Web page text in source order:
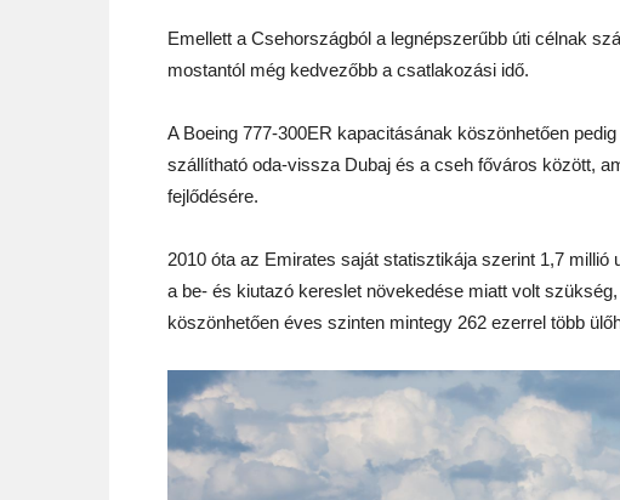
Emellett a Csehországból a legnépszerűbb úti célnak
mostantól még kedvezőbb a csatlakozási idő.
A Boeing 777-300ER kapacitásának köszönhetően
szállítható oda-vissza Dubaj és a cseh főváros között,
fejlődésére.
2010 óta az Emirates saját statisztikája szerint 1,7
a be- és kiutazó kereslet növekedése miatt volt
köszönhetően éves szinten mintegy 262 ezerrel több